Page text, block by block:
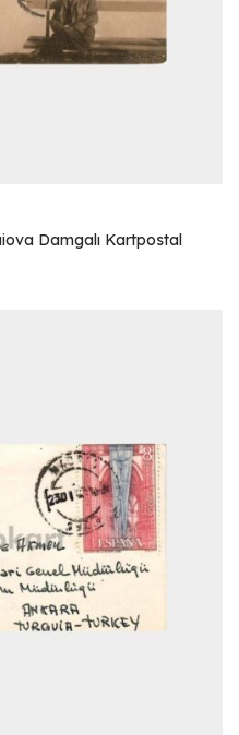
Damgalı Kartpostal